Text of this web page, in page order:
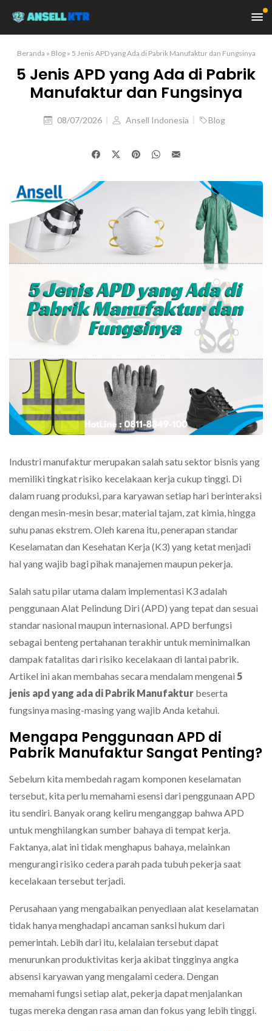
Beranda » Blog» 5 Jenis APD yang Ada di Pabrik Manufaktur dan Fungsinya
5 Jenis APD yang Ada di Pabrik
Manufaktur dan Fungsinya
08/07/2026 Ansell Indonesia Blog
Industri manufaktur merupakan salah satu sektor bisnis yang
memiliki tingkat risiko kecelakaan kerja cukup tinggi. Di
dalam ruang produksi, para karyawan setiap hari berinteraksi
dengan mesin-mesin besar, material tajam, zat kimia, hingga
suhu panas ekstrem. Oleh karena itu, penerapan standar
Keselamatan dan Kesehatan Kerja (K3) yang ketat menjadi
hal yang wajib bagi pihak manajemen maupun pekerja.
Salah satu pilar utama dalam implementasi K3 adalah
penggunaan Alat Pelindung Diri (APD) yang tepat dan sesuai
standar nasional maupun internasional. APD berfungsi
sebagai benteng pertahanan terakhir untuk meminimalkan
dampak fatalitas dari risiko kecelakaan di lantai pabrik.
Artikel ini akan membahas secara mendalam mengenai 5
jenis apd yang ada di Pabrik Manufaktur beserta
fungsinya masing-masing yang wajib Anda ketahui.
Mengapa Penggunaan APD di
Pabrik Manufaktur Sangat Penting?
Sebelum kita membedah ragam komponen keselamatan
tersebut, kita perlu memahami esensi dari penggunaan APD
itu sendiri. Banyak orang keliru menganggap bahwa APD
untuk menghilangkan sumber bahaya di tempat kerja.
Faktanya, alat ini tidak menghapus bahaya, melainkan
mengurangi risiko cedera parah pada tubuh pekerja saat
kecelakaan tersebut terjadi.
Perusahaan yang mengabaikan penyediaan alat keselamatan
tidak hanya menghadapi ancaman sanksi hukum dari
pemerintah. Lebih dari itu, kelalaian tersebut dapat
menurunkan produktivitas kerja akibat tingginya angka
absensi karyawan yang mengalami cedera. Dengan
memahami fungsi setiap alat, pekerja dapat menjalankan
tugas mereka dengan rasa aman dan fokus yang lebih tinggi.